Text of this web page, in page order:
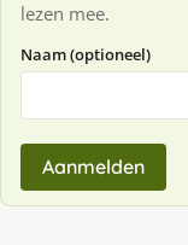
lezen mee.
Naam (optioneel)
Aanmelden